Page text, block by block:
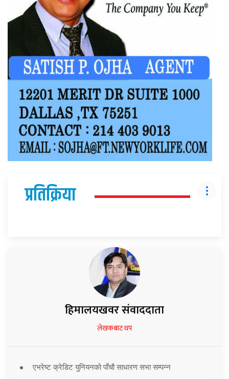
प्रतिक्रिया
हिमालयखवर संवाददाता
लेखकबाट थप
एभरेष्ट क्रेडिट युनियनको पाँचौ साधारण सभा सम्पन्न